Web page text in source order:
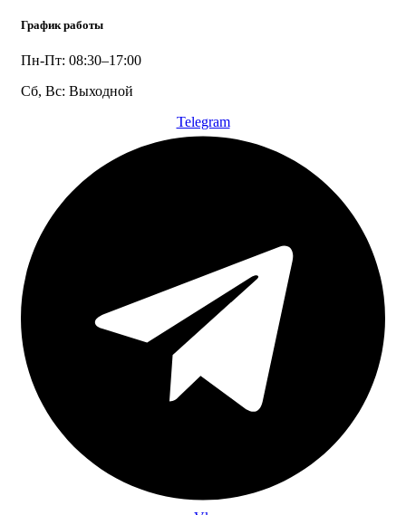
График работы
Пн-Пт: 08:30–17:00
Сб, Вс: Выходной
Telegram